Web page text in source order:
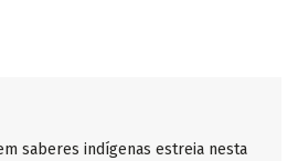
saberes indígenas estreia nesta